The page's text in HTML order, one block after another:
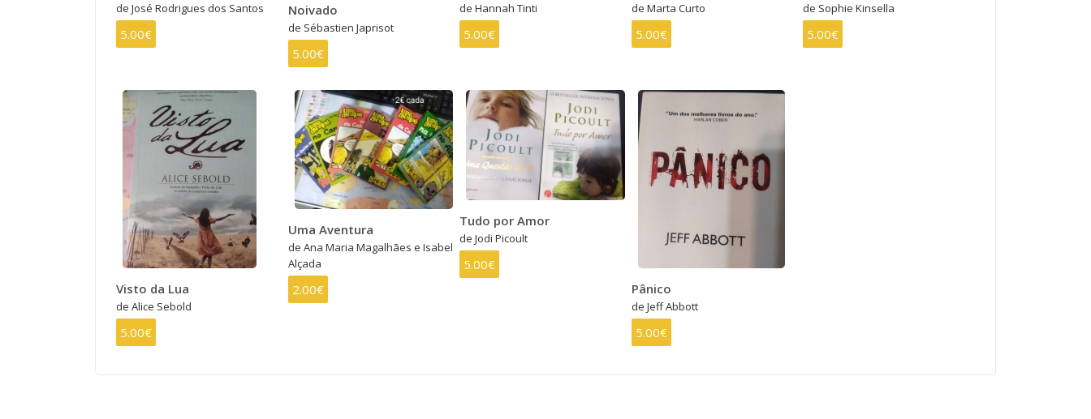
de José Rodrigues dos Santos
5.00€
Noivado
de Sébastien Japrisot
5.00€
de Hannah Tinti
5.00€
de Marta Curto
5.00€
de Sophie Kinsella
5.00€
Visto da Lua
de Alice Sebold
5.00€
Uma Aventura
de Ana Maria Magalhães e Isabel
Alçada
2.00€
Tudo por Amor
de Jodi Picoult
5.00€
Pânico
de Jeff Abbott
5.00€